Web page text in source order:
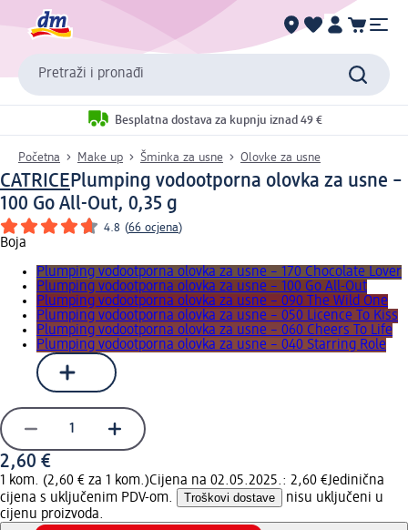
Pretraži i pronađi
Besplatna dostava za kupnju iznad 49 €
Početna Make up Šminka za usne Olovke za usne
CATRICEPlumping vodootporna olovka za usne –
100 Go All-Out, 0,35 g
4.8 (66 ocjena)
Boja
Plumping vodootporna olovka za usne – 170 Chocolate Lover
Plumping vodootporna olovka za usne – 100 Go All-Out
Plumping vodootporna olovka za usne – 090 The Wild One
Plumping vodootporna olovka za usne – 050 Licence To Kiss
Plumping vodootporna olovka za usne – 060 Cheers To Life
Plumping vodootporna olovka za usne – 040 Starring Role
2,60 €
1 kom. (2,60 € za 1 kom.)Cijena na 02.05.2025.: 2,60 €Jedinična
cijena s uključenim PDV-om.
Troškovi dostave
nisu uključeni u
cijenu proizvoda.